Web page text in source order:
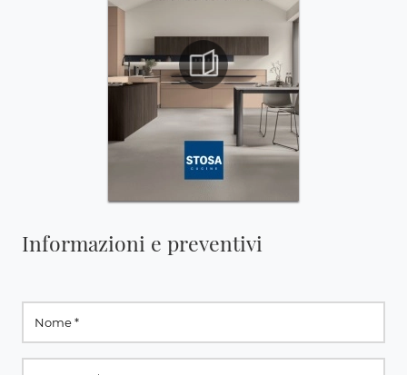
Informazioni e preventivi